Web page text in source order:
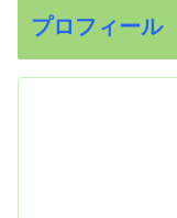
プロフィール